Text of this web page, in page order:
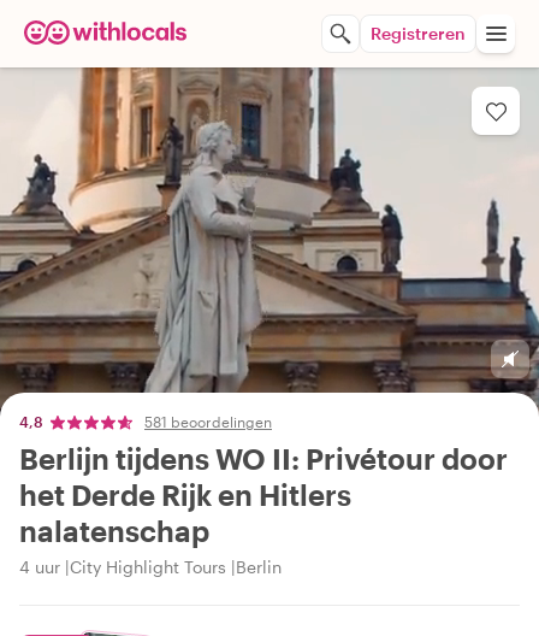
Registreren
4,8 581 beoordelingen
Berlijn tijdens WO II: Privétour door
het Derde Rijk en Hitlers
nalatenschap
4 uur City Highlight Tours Berlin